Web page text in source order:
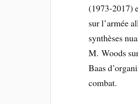
(1973-2017)
sur l’armée
synthèses
M. Woods
Baas
combat.